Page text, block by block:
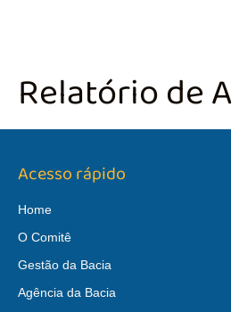
Relatório de
Acesso rápido
Home
O Comitê
Gestão da Bacia
Agência da Bacia